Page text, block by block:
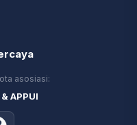
asosiasi:
APPUI